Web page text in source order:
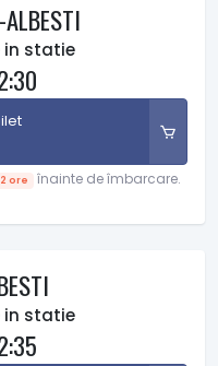
in statie
ore înainte de îmbarcare.
in statie